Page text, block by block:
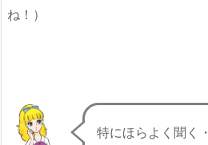
ね！）
特にほらよく聞く